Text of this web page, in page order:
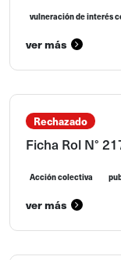
vulneración de interés
ver más
Rechazado
Ficha Rol N°
Acción colectiva
ver más